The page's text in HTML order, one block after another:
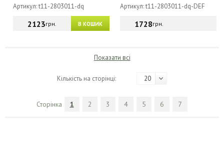
Артикул: t11-2803011-dq
В КОШИК
2123грн.
Артикул: t11-2803011-dq-DEF
1728грн.
Показати всі
20
Кількість на сторінці:
Сторінка 1 2 3 4 5 6 7